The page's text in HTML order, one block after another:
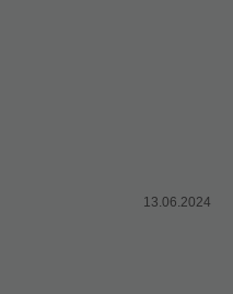
13.06.2024